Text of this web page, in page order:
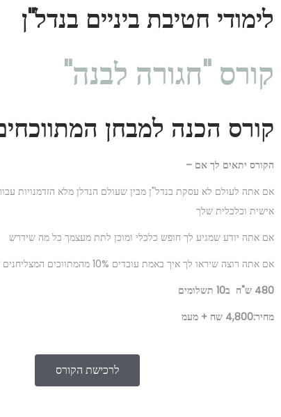
לימודי חטיבת ביניים בנדל"ן
קורס "חגורה לבנה"
קורס הכנה למבחן
הקורס יתאים לך אם –
אם אתה לעולם לא עסקת בנדל"ן מבין שעולם הנדלן מלא הזדמנויות
אישית וכלכלית שלך
אם אתה יודע שמגיע לך חופש כלכלי ומוכן לתת מעצמך כל מה שידרש
אם אתה רוצה שיראו לך איך באמת עובדים 10% מהמתווכים המצליחנים שעושים 90% מהכסף בענף
480 ש"ח ב10 תשלומים
מחיר:4,800 שח + מעמ
לרכישת הקורס